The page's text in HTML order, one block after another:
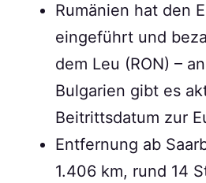
Rumänien hat den
eingeführt und
dem Leu (RON) –
Bulgarien gibt es
Beitrittsdatum zur
Entfernung ab
1.406 km, rund 14